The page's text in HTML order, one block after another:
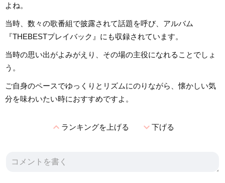
よね。
当時、数々の歌番組で披露されて話題を呼び、アルバム
『THEBESTプレイバック』にも収録されています。
当時の思い出がよみがえり、その場の主役になれることでしょ
う。
ご自身のペースでゆっくりとリズムにのりながら、懐かしい気
分を味わいたい時におすすめですよ。
expand_lessランキングを上げる expand_more下げる